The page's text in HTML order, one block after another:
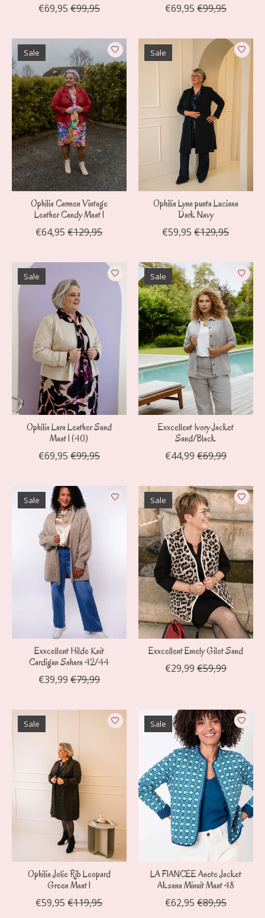
€69,95 €99,95 €69,95 €99,95
Sale
Ophilia Carmen Vintage
Leather Candy Maat 1
€64,95 €129,95
Sale
Ophilia Lynn punta Luciana
Dark Navy
€59,95 €129,95
Sale
Ophilia Lara Leather Sand
Maat 1 (40)
€69,95 €99,95
Sale
Exxcellent Ivory Jacket
Sand/Black
€44,99 €69,99
Sale
Exxcellent Hilde Knit
Cardigan Sahara 42/44
€39,99 €79,99
Sale
Exxcellent Emely Gilet Sand
€29,99 €59,99
Sale
Ophilia Jolie Rib Leopard
Green Maat 1
€59,95 €119,95
Sale
LA FIANCEE Anete Jacket
Aksana Minuit Maat 48
€62,95 €89,95